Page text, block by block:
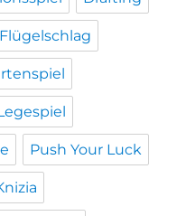
Flügelschlag
Push Your Luck